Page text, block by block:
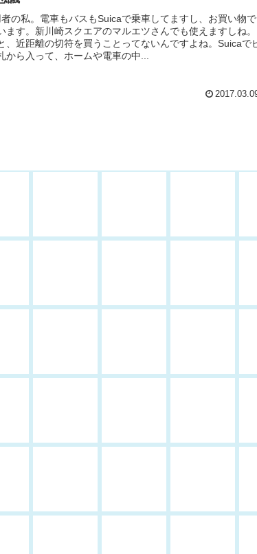
の私。電車もバスもSuicaで乗車してますし、お買い物で
ます。新川崎スクエアのマルエツさんでも使えますしね。
、近距離の切符を買うことってないんですよね。Suicaで
から入って、ホームや電車の中...